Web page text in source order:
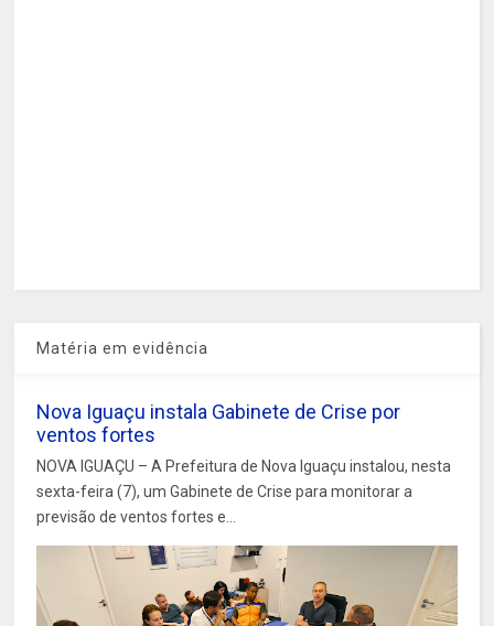
Matéria em evidência
Nova Iguaçu instala Gabinete de Crise por
ventos fortes
NOVA IGUAÇU – A Prefeitura de Nova Iguaçu instalou, nesta
sexta-feira (7), um Gabinete de Crise para monitorar a
previsão de ventos fortes e...